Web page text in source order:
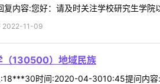
内容:您好：请及时关注学校研究生学
2022-11-09
（130500）地域民族
时间:2020-04-3010:45提问内